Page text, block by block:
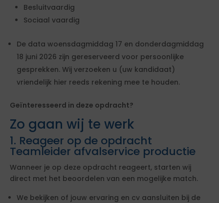
Besluitvaardig
Sociaal vaardig
De data woensdagmiddag 17 en donderdagmiddag
18 juni 2026 zijn gereserveerd voor persoonlijke
gesprekken. Wij verzoeken u (uw kandidaat)
vriendelijk hier reeds rekening mee te houden.
Geïnteresseerd in deze opdracht?
Zo gaan wij te werk
1. Reageer op de opdracht
Teamleider afvalservice productie
Wanneer je op deze opdracht reageert, starten wij
direct met het beoordelen van een mogelijke match.
We bekijken of jouw ervaring en cv aansluiten bij de